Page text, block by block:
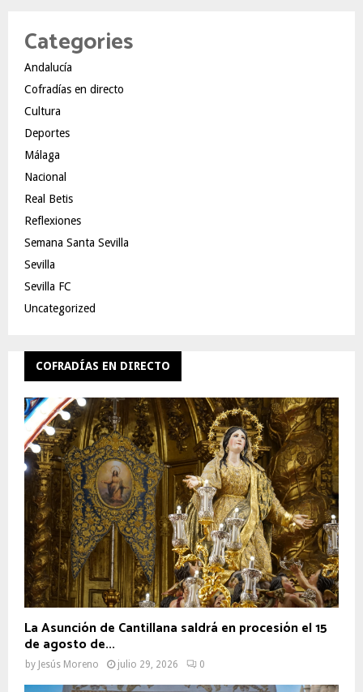
Categories
Andalucía
Cofradías en directo
Cultura
Deportes
Málaga
Nacional
Real Betis
Reflexiones
Semana Santa Sevilla
Sevilla
Sevilla FC
Uncategorized
COFRADÍAS EN DIRECTO
La Asunción de Cantillana saldrá en procesión el 15
de agosto de...
by Jesús Moreno julio 29, 2026 0